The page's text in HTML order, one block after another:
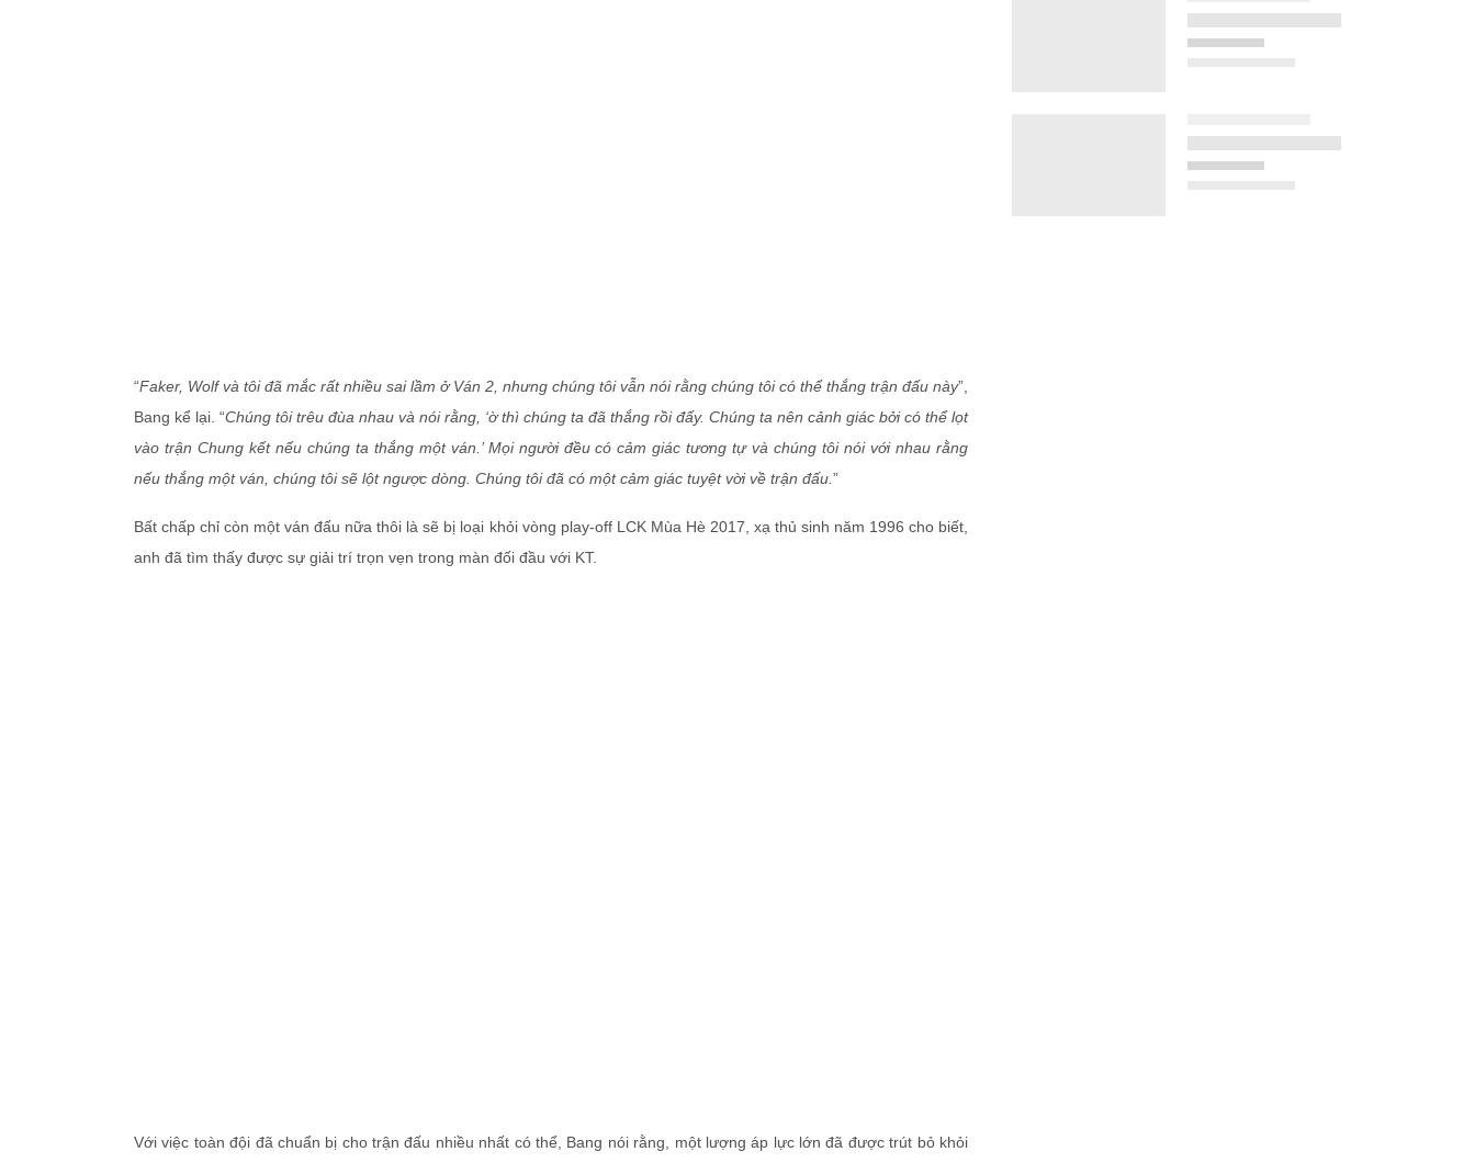
“Faker, Wolf và tôi đã mắc rất nhiều sai lầm ở Ván 2, nhưng chúng tôi vẫn nói rằng chúng tôi có thể thắng trận đấu này”,
Bang kể lại. “Chúng tôi trêu đùa nhau và nói rằng, ‘ờ thì chúng ta đã thắng rồi đấy. Chúng ta nên cảnh giác bởi có thể lọt
vào trận Chung kết nếu chúng ta thắng một ván.’ Mọi người đều có cảm giác tương tự và chúng tôi nói với nhau rằng
nếu thắng một ván, chúng tôi sẽ lột ngược dòng. Chúng tôi đã có một cảm giác tuyệt vời về trận đấu. ”
Bất chấp chỉ còn một ván đấu nữa thôi là sẽ bị loại khỏi vòng play-off LCK Mùa Hè 2017, xạ thủ sinh năm 1996 cho biết,
anh đã tìm thấy được sự giải trí trọn vẹn trong màn đối đầu với KT.
Với việc toàn đội đã chuẩn bị cho trận đấu nhiều nhất có thể, Bang nói rằng, một lượng áp lực lớn đã được trút bỏ khỏi